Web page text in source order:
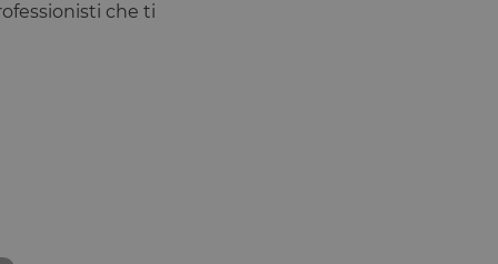
che ti
del sito a
sito di impedire
nel browser degli
ha una durata
al sito avranno
funzioni